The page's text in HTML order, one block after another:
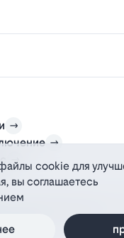
агентского договора
данных
cookie для
вы соглашаетесь